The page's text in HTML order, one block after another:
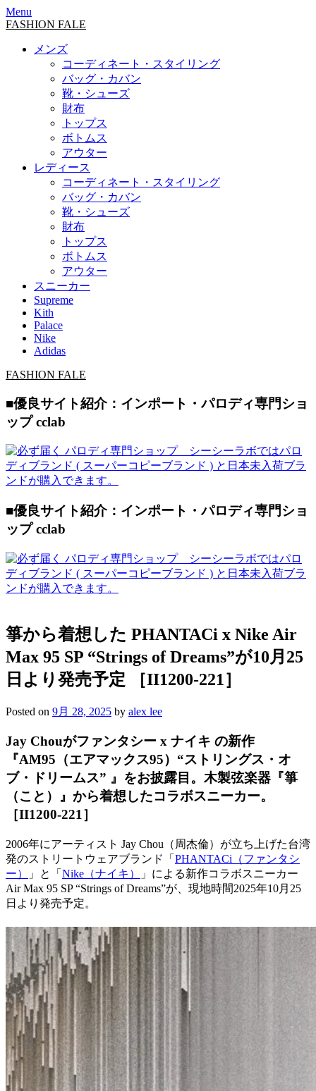
Menu
FASHION FALE
メンズ
コーディネート・スタイリング
バッグ・カバン
靴・シューズ
財布
トップス
ボトムス
アウター
レディース
コーディネート・スタイリング
バッグ・カバン
靴・シューズ
財布
トップス
ボトムス
アウター
スニーカー
Supreme
Kith
Palace
Nike
Adidas
FASHION FALE
■優良サイト紹介：インポート・パロディ専門ショ
ップ cclab
■優良サイト紹介：インポート・パロディ専門ショ
ップ cclab
箏から着想した PHANTACi x Nike Air
Max 95 SP “Strings of Dreams”が10月25
日より発売予定 ［II1200-221］
Posted on 9月 28, 2025 by alex lee
Jay Chouがファンタシー x ナイキ の新作
『AM95（エアマックス95）“ストリングス・オ
ブ・ドリームス” 』をお披露目。木製弦楽器『箏
（こと）』から着想したコラボスニーカー。
［II1200-221］
2006年にアーティスト Jay Chou（周杰倫）が立ち上げた台湾
発のストリートウェアブランド「 PHANTACi（ファンタシ
ー）
」と「 Nike（ナイキ）
」による新作コラボスニーカー
Air Max 95 SP “Strings of Dreams”が、現地時間2025年10月25
日より発売予定。